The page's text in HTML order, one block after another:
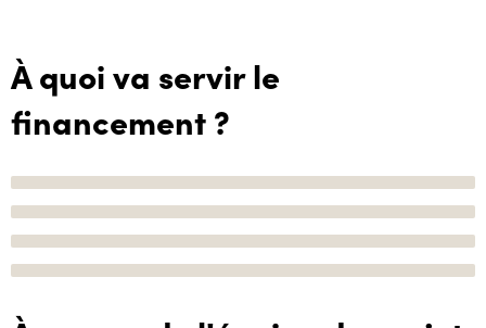
À quoi va servir le
financement ?